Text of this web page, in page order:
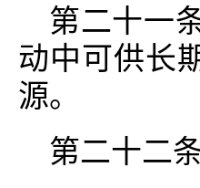
第二十一
动中可供长
源。
第二十二